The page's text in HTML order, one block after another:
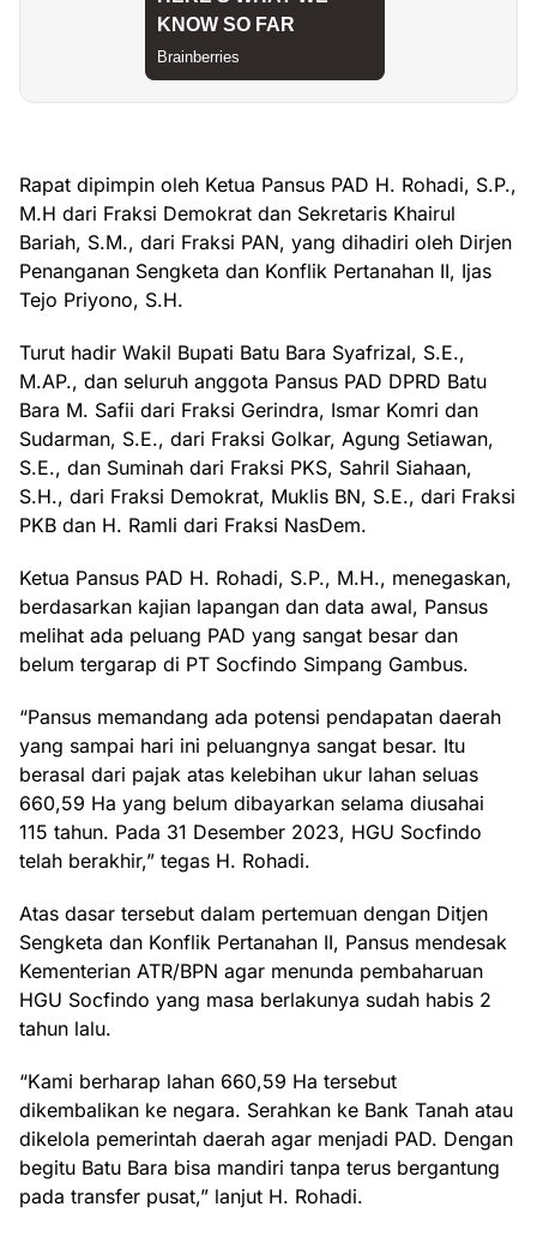
Rapat dipimpin oleh Ketua Pansus PAD H. Rohadi, S.P.,
M.H dari Fraksi Demokrat dan Sekretaris Khairul
Bariah, S.M., dari Fraksi PAN, yang dihadiri oleh Dirjen
Penanganan Sengketa dan Konflik Pertanahan II, Ijas
Tejo Priyono, S.H.
Turut hadir Wakil Bupati Batu Bara Syafrizal, S.E.,
M.AP., dan seluruh anggota Pansus PAD DPRD Batu
Bara M. Safii dari Fraksi Gerindra, Ismar Komri dan
Sudarman, S.E., dari Fraksi Golkar, Agung Setiawan,
S.E., dan Suminah dari Fraksi PKS, Sahril Siahaan,
S.H., dari Fraksi Demokrat, Muklis BN, S.E., dari Fraksi
PKB dan H. Ramli dari Fraksi NasDem.
Ketua Pansus PAD H. Rohadi, S.P., M.H., menegaskan,
berdasarkan kajian lapangan dan data awal, Pansus
melihat ada peluang PAD yang sangat besar dan
belum tergarap di PT Socfindo Simpang Gambus.
“Pansus memandang ada potensi pendapatan daerah
yang sampai hari ini peluangnya sangat besar. Itu
berasal dari pajak atas kelebihan ukur lahan seluas
660,59 Ha yang belum dibayarkan selama diusahai
115 tahun. Pada 31 Desember 2023, HGU Socfindo
telah berakhir,” tegas H. Rohadi.
Atas dasar tersebut dalam pertemuan dengan Ditjen
Sengketa dan Konflik Pertanahan II, Pansus mendesak
Kementerian ATR/BPN agar menunda pembaharuan
HGU Socfindo yang masa berlakunya sudah habis 2
tahun lalu.
“Kami berharap lahan 660,59 Ha tersebut
dikembalikan ke negara. Serahkan ke Bank Tanah atau
dikelola pemerintah daerah agar menjadi PAD. Dengan
begitu Batu Bara bisa mandiri tanpa terus bergantung
pada transfer pusat,” lanjut H. Rohadi.